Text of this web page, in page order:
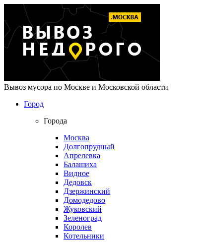
Вывоз мусора по Москве и Московской области
Город
Города
Москва
Долгопрудный
Апрелевка
Балашиха
Видное
Дедовск
Дзержинский
Домодедово
Жуковский
Зеленоград
Королев
Котельники